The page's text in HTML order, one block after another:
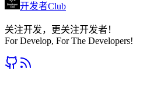
开发者Club
关注开发，更关注开发者！
For Develop, For The Developers!